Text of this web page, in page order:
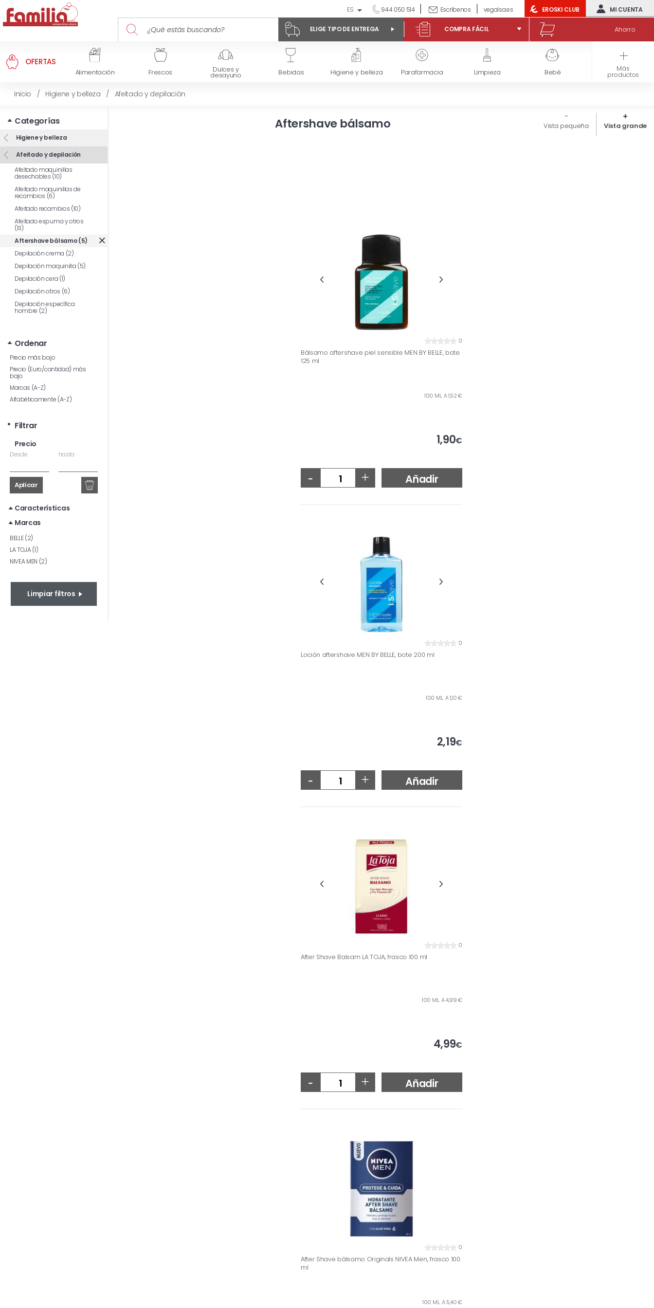
ES 944 050 514 Escríbenos vegalsa.es EROSKI CLUB MI CUENTA
ELIGE TIPO DE ENTREGA COMPRA FÁCIL Ahorro
OFERTAS
Alimentación Frescos Dulces y
desayuno Bebidas Higiene y belleza Parafarmacia Limpieza Bebé Congelados
Más
productos
Inicio / Higiene y belleza / Afeitado y depilación
Categorías
Higiene y belleza
Afeitado y depilación
Afeitado maquinillas
desechables (10)
Afeitado maquinillas de
recambios (6)
Afeitado recambios (10)
Afeitado espuma y otros
(13)
Aftershave bálsamo (5)
Depilación crema (2)
Depilación maquinilla (5)
Depilación cera (1)
Depilación otros (6)
Depilación específica
hombre (2)
Ordenar
Precio más bajo
Precio (Euro/cantidad) más
bajo
Marcas (A-Z)
Alfabéticamente (A-Z)
Filtrar
Precio
Desde hasta
Aplicar
Características
Marcas
BELLE (2)
LA TOJA (1)
NIVEA MEN (2)
Limpiar filtros
Vista pequeña Vista grande
Aftershave bálsamo
0
Bálsamo aftershave piel sensible MEN BY BELLE, bote
125 ml
100 ML. A 1,52 €
1,90€
- + Añadir
0
Loción aftershave MEN BY BELLE, bote 200 ml
100 ML. A 1,10 €
2,19€
- + Añadir
0
After Shave Balsam LA TOJA, frasco 100 ml
100 ML. A 4,99 €
4,99€
- + Añadir
0
After Shave bàlsamo Originals NIVEA Men, frasco 100
ml
100 ML. A 5,40 €